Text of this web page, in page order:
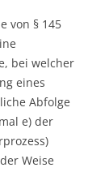
von § 145
bei welcher
eines
Abfolge
e) der
Weise